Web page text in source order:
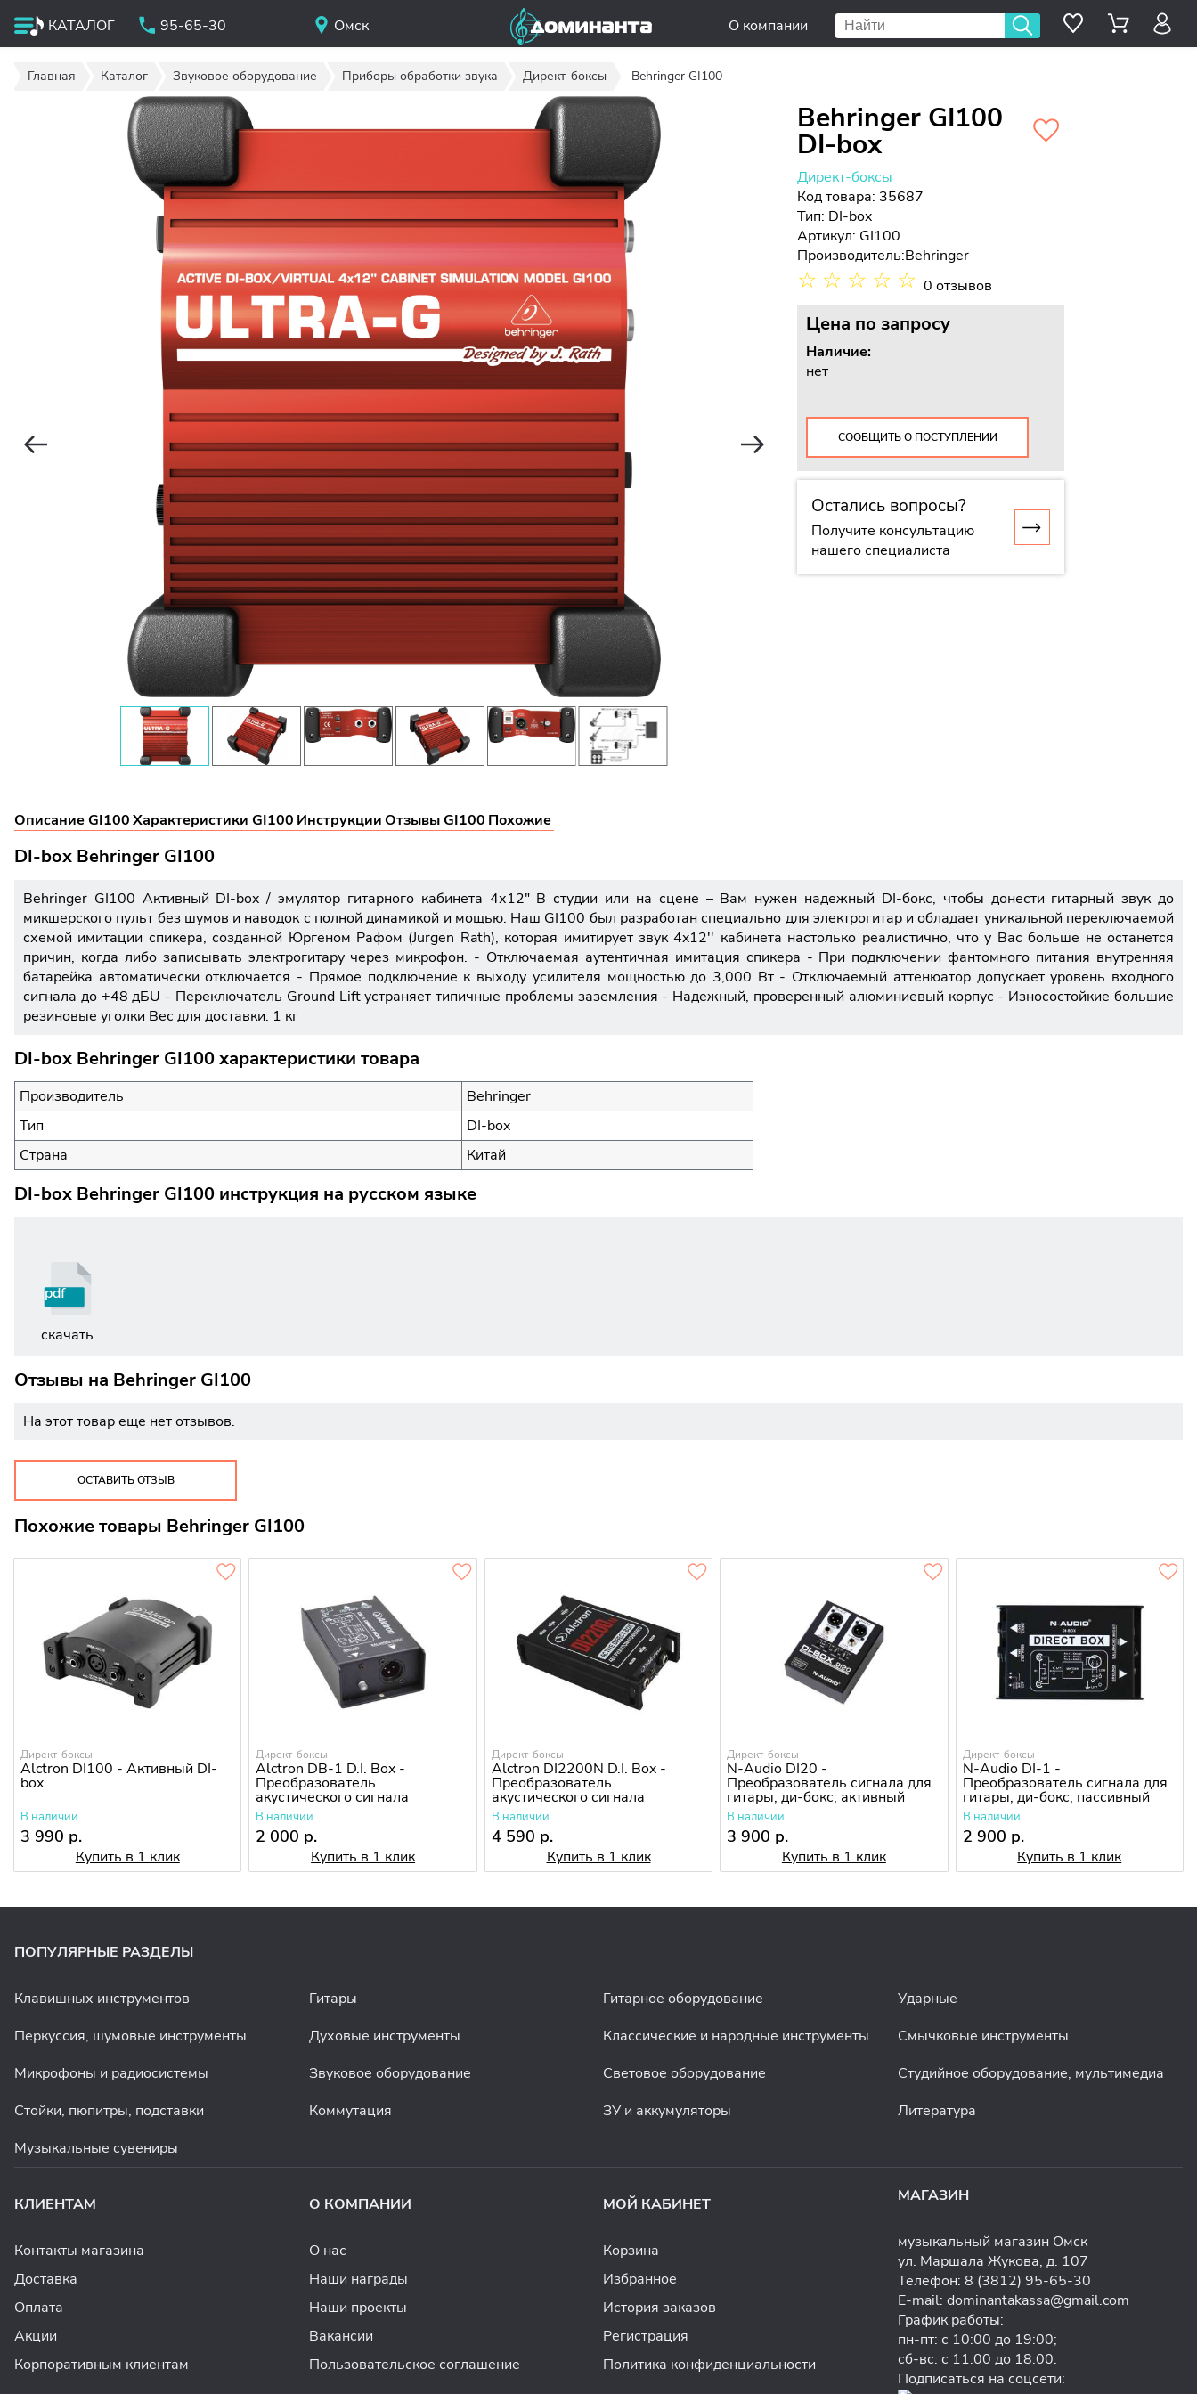
КАТАЛОГ 95-65-30 Омск О компании
Главная Каталог Звуковое оборудование Приборы обработки звука Директ-боксы Behringer GI100
Behringer GI100
DI-box
Директ-боксы
Код товара: 35687
Тип: DI-box
Артикул: GI100
Производитель:Behringer
☆ ☆ ☆ ☆ ☆ 0 отзывов
Цена по запросу
Наличие:
нет
СООБЩИТЬ О ПОСТУПЛЕНИИ
Остались вопросы?
Получите консультацию
нашего специалиста
Описание GI100Характеристики GI100 ИнструкцииОтзывы GI100 Похожие
DI-box Behringer GI100
Behringer GI100 Активный DI-box / эмулятор гитарного кабинета 4х12" В студии или на сцене – Вам нужен надежный DI-бокс, чтобы донести гитарный звук до
микшерского пульт без шумов и наводок с полной динамикой и мощью. Наш GI100 был разработан специально для электрогитар и обладает уникальной переключаемой
схемой имитации спикера, созданной Юргеном Рафом (Jurgen Rath), которая имитирует звук 4x12'' кабинета настолько реалистично, что у Вас больше не останется
причин, когда либо записывать электрогитару через микрофон. - Отключаемая аутентичная имитация спикера - При подключении фантомного питания внутренняя
батарейка автоматически отключается - Прямое подключение к выходу усилителя мощностью до 3,000 Вт - Отключаемый аттенюатор допускает уровень входного
сигнала до +48 дБU - Переключатель Ground Lift устраняет типичные проблемы заземления - Надежный, проверенный алюминиевый корпус - Износостойкие большие
резиновые уголки Вес для доставки: 1 кг
DI-box Behringer GI100 характеристики товара
Производитель
Behringer
Тип
DI-box
Страна
Китай
DI-box Behringer GI100 инструкция на русском языке
pdf
скачать
Отзывы на Behringer GI100
На этот товар еще нет отзывов.
ОСТАВИТЬ ОТЗЫВ
Похожие товары Behringer GI100
Директ-боксы
Alctron DI100 - Активный DI-
box
В наличии
3 990 р.
Купить в 1 клик
Директ-боксы
Alctron DB-1 D.I. Box -
Преобразователь
акустического сигнала
В наличии
2 000 р.
Купить в 1 клик
Директ-боксы
Alctron DI2200N D.I. Box -
Преобразователь
акустического сигнала
В наличии
4 590 р.
Купить в 1 клик
Директ-боксы
N-Audio DI20 -
Преобразователь сигнала для
гитары, ди-бокс, активный
В наличии
3 900 р.
Купить в 1 клик
Директ-боксы
N-Audio DI-1 -
Преобразователь сигнала для
гитары, ди-бокс, пассивный
В наличии
2 900 р.
Купить в 1 клик
ПОПУЛЯРНЫЕ РАЗДЕЛЫ
Клавишных инструментов Гитары Гитарное оборудование
Ударные
Перкуссия, шумовые инструменты
Духовые инструменты Классические и народные инструменты
Смычковые инструменты
Микрофоны и радиосистемы
Звуковое оборудование Световое оборудование
Студийное оборудование, мультимедиа
Стойки, пюпитры, подставки
Коммутация ЗУ и аккумуляторы
Литература
Музыкальные сувениры
КЛИЕНТАМ
Контакты магазина
Доставка
Оплата
Акции
Корпоративным клиентам
О КОМПАНИИ
О нас
Наши награды
Наши проекты
Вакансии
Пользовательское соглашение
МОЙ КАБИНЕТ
Корзина
Избранное
История заказов
Регистрация
Политика конфиденциальности
МАГАЗИН
музыкальный магазин Омск
ул. Маршала Жукова, д. 107
Телефон: 8 (3812) 95-65-30
E-mail: dominantakassa@gmail.com
График работы:
пн-пт: с 10:00 до 19:00;
сб-вс: с 11:00 до 18:00.
Подписаться на соцсети: